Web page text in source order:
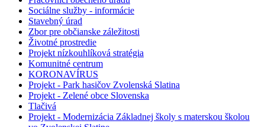
Sociálne služby - informácie
Stavebný úrad
Zbor pre občianske záležitosti
Životné prostredie
Projekt nízkouhlíková stratégia
Komunitné centrum
KORONAVÍRUS
Projekt - Park hasičov Zvolenská Slatina
Projekt - Zelené obce Slovenska
Tlačivá
Projekt - Modernizácia Základnej školy s materskou školou